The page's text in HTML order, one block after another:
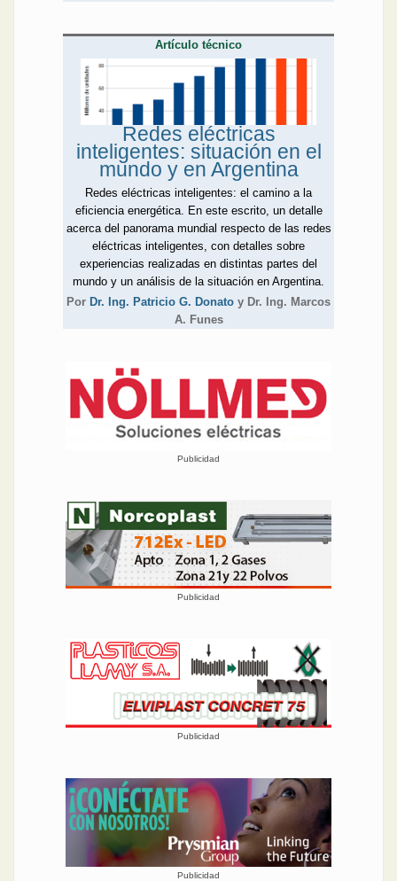
Artículo técnico
Redes eléctricas
inteligentes: situación en el
mundo y en Argentina
Redes eléctricas inteligentes: el camino a la
eficiencia energética. En este escrito, un detalle
acerca del panorama mundial respecto de las redes
eléctricas inteligentes, con detalles sobre
experiencias realizadas en distintas partes del
mundo y un análisis de la situación en Argentina.
Por Dr. Ing. Patricio G. Donato y Dr. Ing. Marcos
A. Funes
Publicidad
Publicidad
Publicidad
Publicidad